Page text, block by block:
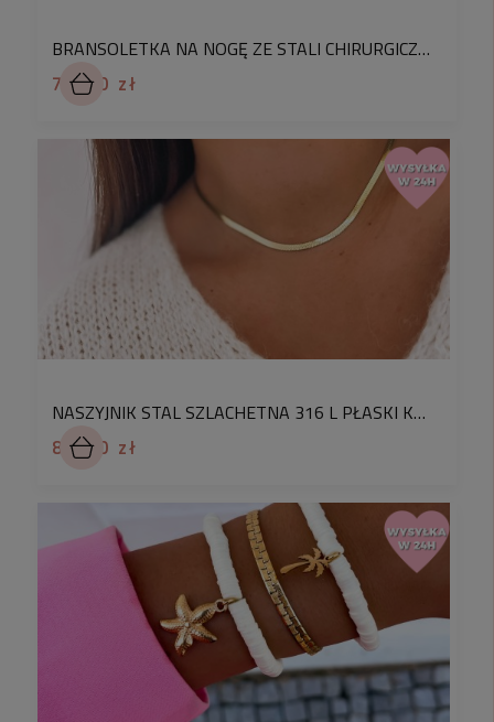
wodą zachowa wszystkie swoje właściwości.
produkt:
Już po rozpakowaniu paczki zauważysz
najwyższą jakość bransoletki dzięki czemu nie
będziesz mogła się doczekać żeby ją założyć.
Nie zapomnieliśmy o modnym designie, co
pozwoli Ci na uzupełnienie swojej stylizacji o
dodatek wpisujący się w aktualnie trendy!
podarować go jako prezent bliskiej osobie.
To nie wszystko. Poznaj listę bonusów
Tak jak Ty uwielbiamy prezenty, dlatego jeżeli
zdecydujesz się na dołączenie do grona naszych
klientek otrzymasz wartościowebonusy
. Co mamy
na myśli? Oto one:
na kolejne zakupy
dołączysz dosuper społeczności ponad 150
000 obserwatorów na naszym instagramie, która
BRANSOLETKA NA NOGĘ ZE STALI CHIRURGICZNEJ PŁASKA ŻMIJKA KOLOR ZŁOTY
78,90 zł
NASZYJNIK STAL SZLACHETNA 316 L PŁASKI KOLOR ZŁOTY ŻMIJKA
89,90 zł